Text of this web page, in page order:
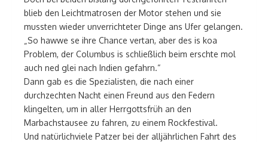
blieb den Leichtmatrosen der Motor stehen und sie
mussten wieder unverrichteter Dinge ans Ufer gelangen.
„So hawwe se ihre Chance vertan, aber des is koa
Problem, der Columbus is schließlich beim erschte mol
auch ned glei nach Indien gefahrn.“
Dann gab es die Spezialisten, die nach einer
durchzechten Nacht einen Freund aus den Federn
klingelten, um in aller Herrgottsfrüh an den
Marbachstausee zu fahren, zu einem Rockfestival.
Und natürlichviele Patzer bei der alljährlichen Fahrt des